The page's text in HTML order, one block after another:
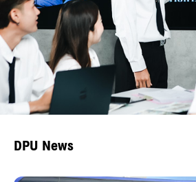
DPU News